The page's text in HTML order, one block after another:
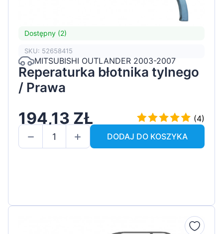
Dostępny (2)
SKU: 52658415
MITSUBISHI OUTLANDER 2003-2007
Reperaturka błotnika tylnego
/ Prawa
194,13 ZŁ
(4)
DODAJ DO KOSZYKA